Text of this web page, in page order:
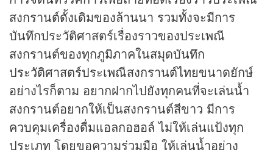
สงกรานต์ดั้งเดิมของล้านนา รวมทั้งจะมีการ
บันทึกประวัติศาสตร์เรื่องราวของประเพณี
สงกรานต์ของทุกภูมิภาคในสมุดบันทึก
ประวัติศาสตร์ประเพณีสงกรานต์ไทยขนาดยักษ์
อย่างไรก็ตาม อยากฝากไปยังทุกคนที่จะเล่นน้ำ
สงกรานต์อยากให้เป็นสงกรานต์สีขาว มีการ
ควบคุมเครื่องดื่มแอลกอฮอล์ ไม่ให้เล่นแป้งทุก
ประเภท โดยขอความร่วมมือ ให้เล่นน้ำอย่าง